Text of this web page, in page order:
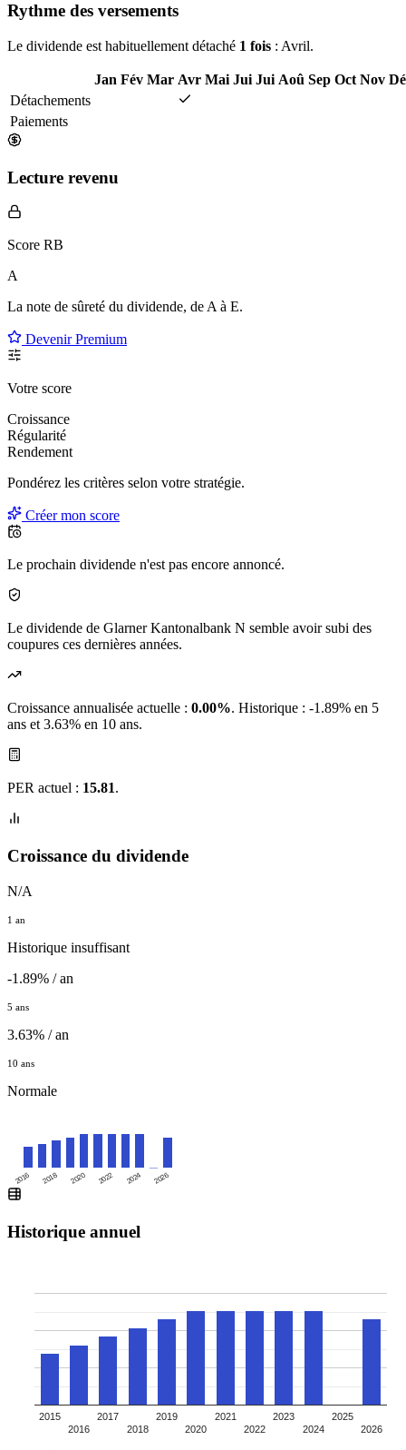
Rythme des versements
Le dividende est habituellement détaché 1 fois : Avril.
Jan Fév Mar Avr Mai Jui Jui Aoû Sep Oct Nov
Détachements
Paiements
Lecture revenu
Score RB
A
La note de sûreté du dividende, de A à E.
Devenir Premium
Votre score
Croissance
Régularité
Rendement
Pondérez les critères selon votre stratégie.
Créer mon score
Le prochain dividende n'est pas encore annoncé.
Le dividende de Glarner Kantonalbank N semble avoir subi des
coupures ces dernières années.
Croissance annualisée actuelle : 0.00%. Historique : -1.89% en 5
ans et 3.63% en 10 ans.
PER actuel : 15.81.
Croissance du dividende
N/A
1 an
Historique insuffisant
-1.89% / an
5 ans
3.63% / an
10 ans
Normale
2016 2018 2020 2022 2024 2026
Historique annuel
2015
2016
2017
2018
2019
2020
2021
2022
2023
2024
2025
2026